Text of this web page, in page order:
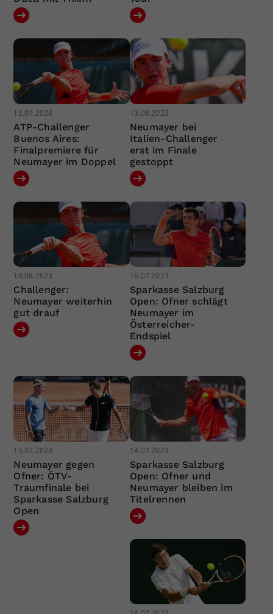
12.01.2024
ATP-Challenger
Buenos Aires:
Finalpremiere für
Neumayer im Doppel
13.08.2023
Neumayer bei
Italien-Challenger
erst im Finale
gestoppt
10.08.2023
Challenger:
Neumayer weiterhin
gut drauf
16.07.2023
Sparkasse Salzburg
Open: Ofner schlägt
Neumayer im
Österreicher-
Endspiel
15.07.2023
Neumayer gegen
Ofner: ÖTV-
Traumfinale bei
Sparkasse Salzburg
Open
14.07.2023
Sparkasse Salzburg
Open: Ofner und
Neumayer bleiben im
Titelrennen